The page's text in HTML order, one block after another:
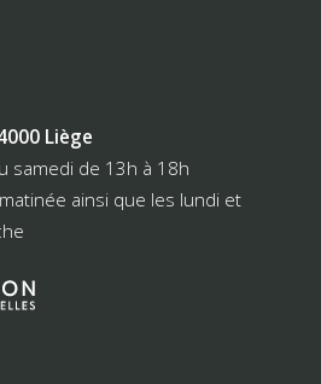
Liège
samedi de 13h à 18h
ainsi que les lundi et